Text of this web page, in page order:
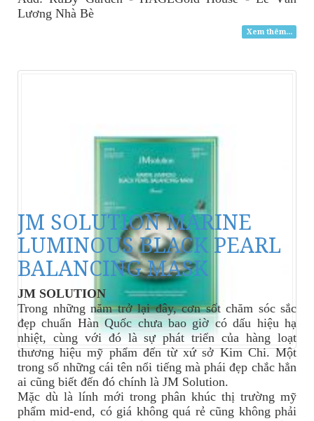
Lương Nhà Bè
Xem thêm...
JM SOLUTION MARINE
LUMINOUS BLACK PEARL
BALANCING MASK
JM SOLUTION
Trong những năm trở lại đây, cơn sốt chăm sóc sắc
đẹp chuẩn Hàn Quốc chưa bao giờ có dấu hiệu hạ
nhiệt, cùng với đó là sự phát triển của hàng loạt
thương hiệu mỹ phẩm đến từ xứ sở Kim Chi. Một
trong số những cái tên nổi tiếng mà phái đẹp chắc hẳn
ai cũng biết đến đó chính là JM Solution.
Mặc dù là lính mới trong phân khúc thị trường mỹ
phẩm mid-end, có giá không quá rẻ cũng không phải